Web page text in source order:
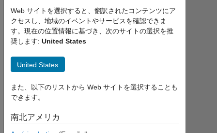
Yu
Last
Today
年
Web サイトを選択すると、翻訳されたコンテンツにア
クセスし、地域のイベントやサービスを確認できま
す。現在の位置情報に基づき、次のサイトの選択を推
奨します: United States
United States
また、以下のリストから Web サイトを選択することも
できます。
南北アメリカ